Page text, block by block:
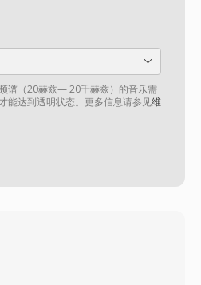
谱（20赫兹— 20千赫兹）的音乐需
能达到透明状态。更多信息请参见维